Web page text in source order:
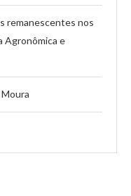
remanescentes nos
Agronômica e